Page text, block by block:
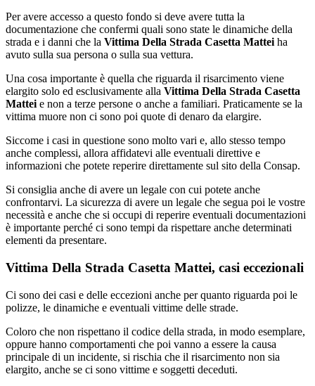
Per avere accesso a questo fondo si deve avere tutta la
documentazione che confermi quali sono state le dinamiche della
strada e i danni che la Vittima Della Strada Casetta Matteiha
avuto sulla sua persona o sulla sua vettura.
Una cosa importante è quella che riguarda il risarcimento viene
elargito solo ed esclusivamente alla Vittima Della Strada Casetta
Matteie non a terze persone o anche a familiari. Praticamente se la
vittima muore non ci sono poi quote di denaro da elargire.
Siccome i casi in questione sono molto vari e, allo stesso tempo
anche complessi, allora affidatevi alle eventuali direttive e
informazioni che potete reperire direttamente sul sito della Consap.
Si consiglia anche di avere un legale con cui potete anche
confrontarvi. La sicurezza di avere un legale che segua poi le vostre
necessità e anche che si occupi di reperire eventuali documentazioni
è importante perché ci sono tempi da rispettare anche determinati
elementi da presentare.
Vittima Della Strada Casetta Mattei, casi eccezionali
Ci sono dei casi e delle eccezioni anche per quanto riguarda poi le
polizze, le dinamiche e eventuali vittime delle strade.
Coloro che non rispettano il codice della strada, in modo esemplare,
oppure hanno comportamenti che poi vanno a essere la causa
principale di un incidente, si rischia che il risarcimento non sia
elargito, anche se ci sono vittime e soggetti deceduti.